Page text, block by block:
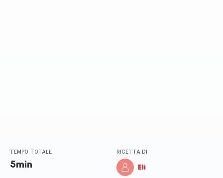
TEMPO TOTALE
5min
RICETTA DI
Eli